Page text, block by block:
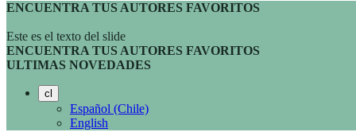
ENCUENTRA TUS AUTORES FAVORITOS
Este es el texto del slide
ENCUENTRA TUS AUTORES FAVORITOS
ULTIMAS NOVEDADES
cl
Español (Chile)
English